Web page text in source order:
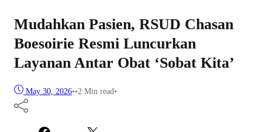
Mudahkan Pasien, RSUD Chasan
Boesoirie Resmi Luncurkan
Layanan Antar Obat ‘Sobat Kita’
May 30, 2026••2 Min read•